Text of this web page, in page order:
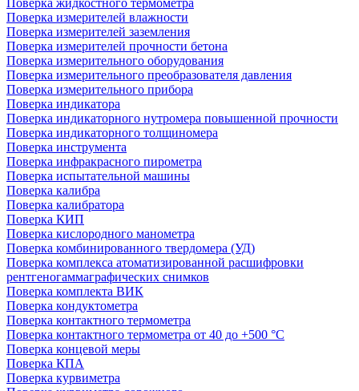
Поверка жидкостного термометра
Поверка измерителей влажности
Поверка измерителей заземления
Поверка измерителей прочности бетона
Поверка измерительного оборудования
Поверка измерительного преобразователя давления
Поверка измерительного прибора
Поверка индикатора
Поверка индикаторного нутромера повышенной прочности
Поверка индикаторного толщиномера
Поверка инструмента
Поверка инфракрасного пирометра
Поверка испытательной машины
Поверка калибра
Поверка калибратора
Поверка КИП
Поверка кислородного манометра
Поверка комбинированного твердомера (УД)
Поверка комплекса атоматизированной расшифровки
рентгеногаммаграфических снимков
Поверка комплекта ВИК
Поверка кондуктометра
Поверка контактного термометра
Поверка контактного термометра от 40 до +500 °С
Поверка концевой меры
Поверка КПА
Поверка курвиметра